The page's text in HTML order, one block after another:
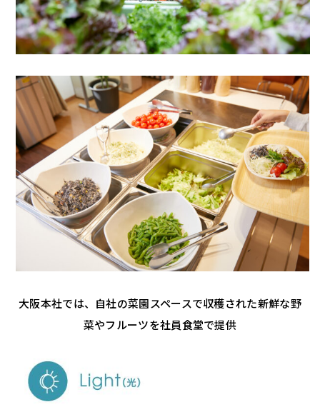
大阪本社では、自社の菜園スペースで収穫された新鮮な野
菜やフルーツを社員食堂で提供